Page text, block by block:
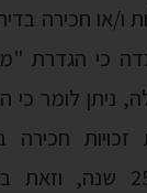
ו/או חכירה
כי הגדרת
ניתן לומר כי
חכירה
קצרה מ‑25 שנה,